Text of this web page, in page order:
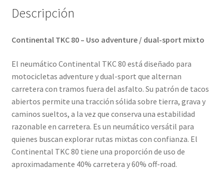
Descripción
Continental TKC 80 – Uso adventure / dual-sport mixto
El neumático Continental TKC 80 está diseñado para
motocicletas adventure y dual-sport que alternan
carretera con tramos fuera del asfalto. Su patrón de tacos
abiertos permite una tracción sólida sobre tierra, grava y
caminos sueltos, a la vez que conserva una estabilidad
razonable en carretera. Es un neumático versátil para
quienes buscan explorar rutas mixtas con confianza. El
Continental TKC 80 tiene una proporción de uso de
aproximadamente 40% carretera y 60% off-road.